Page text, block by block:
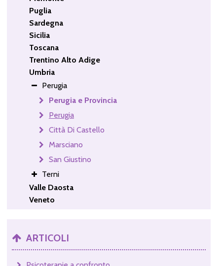
Puglia
Sardegna
Sicilia
Toscana
Trentino Alto Adige
Umbria
Perugia
Perugia e Provincia
Perugia
Città Di Castello
Marsciano
San Giustino
Terni
Valle Daosta
Veneto
ARTICOLI